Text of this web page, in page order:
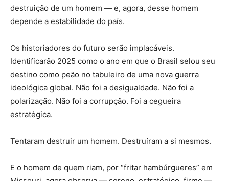
destruição de um homem — e, agora, desse homem
depende a estabilidade do país.
Os historiadores do futuro serão implacáveis.
Identificarão 2025 como o ano em que o Brasil selou seu
destino como peão no tabuleiro de uma nova guerra
ideológica global. Não foi a desigualdade. Não foi a
polarização. Não foi a corrupção. Foi a cegueira
estratégica.
Tentaram destruir um homem. Destruíram a si mesmos.
E o homem de quem riam, por “fritar hambúrgueres” em